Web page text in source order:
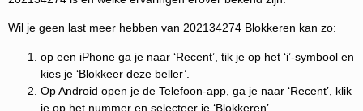
Wil je geen last meer hebben van 202134274 Blokkeren kan zo:
op een iPhone ga je naar ‘Recent’, tik je op het ‘i’-symbool en
kies je ‘Blokkeer deze beller’.
Op Android open je de Telefoon-app, ga je naar ‘Recent’, klik
je op het nummer en selecteer je ‘Blokkeren’.